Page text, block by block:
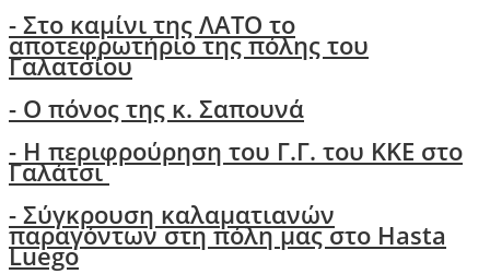
- Στο καμίνι της ΛΑΤΟ το
αποτεφρωτήριο της πόλης του
Γαλατσίου
- Ο πόνος της κ. Σαπουνά
- H περιφρούρηση του Γ.Γ. του ΚΚΕ στο
Γαλάτσι
-Σύγκρουση καλαματιανών
παραγόντων στη πόλη μας στο Hasta
Luego